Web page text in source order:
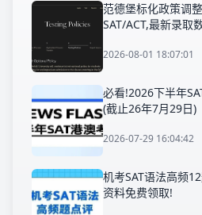
范德堡标化政策调
SAT/ACT,最新录取
2026-08-01 18:07:01
必看!2026下半年
(截止26年7月29日)
2026-07-29 16:04:42
机考SAT语法高频
资料免费领取!